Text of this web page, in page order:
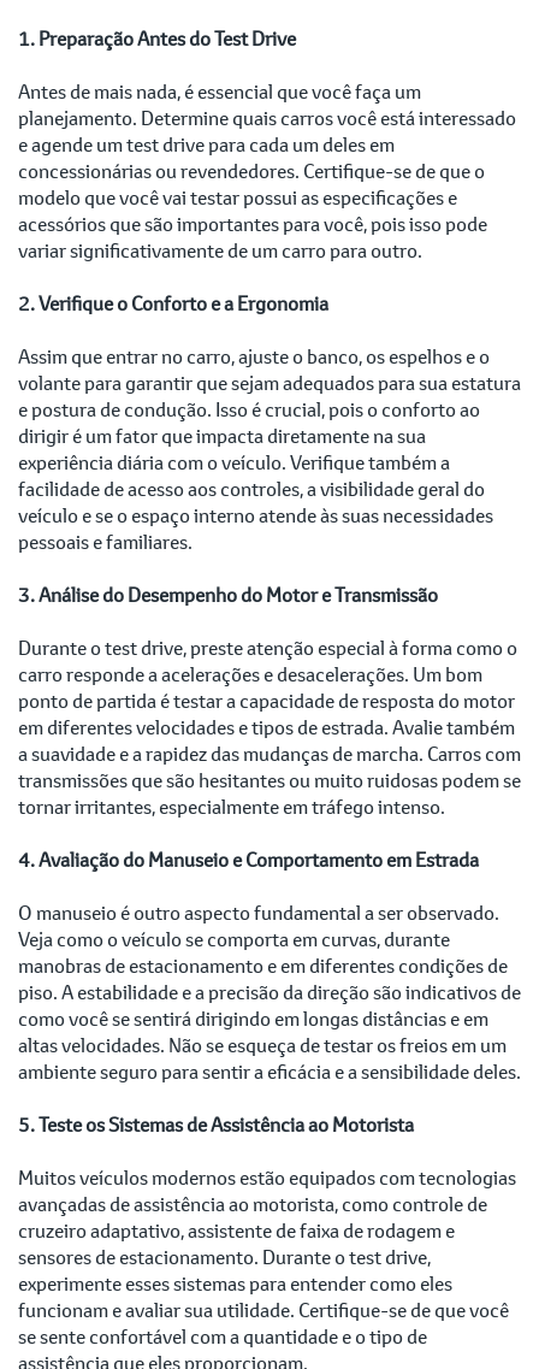
1. Preparação Antes do Test Drive
Antes de mais nada, é essencial que você faça um
planejamento. Determine quais carros você está interessado
e agende um test drive para cada um deles em
concessionárias ou revendedores. Certifique-se de que o
modelo que você vai testar possui as especificações e
acessórios que são importantes para você, pois isso pode
variar significativamente de um carro para outro.
2. Verifique o Conforto e a Ergonomia
Assim que entrar no carro, ajuste o banco, os espelhos e o
volante para garantir que sejam adequados para sua estatura
e postura de condução. Isso é crucial, pois o conforto ao
dirigir é um fator que impacta diretamente na sua
experiência diária com o veículo. Verifique também a
facilidade de acesso aos controles, a visibilidade geral do
veículo e se o espaço interno atende às suas necessidades
pessoais e familiares.
3. Análise do Desempenho do Motor e Transmissão
Durante o test drive, preste atenção especial à forma como o
carro responde a acelerações e desacelerações. Um bom
ponto de partida é testar a capacidade de resposta do motor
em diferentes velocidades e tipos de estrada. Avalie também
a suavidade e a rapidez das mudanças de marcha. Carros com
transmissões que são hesitantes ou muito ruidosas podem se
tornar irritantes, especialmente em tráfego intenso.
4. Avaliação do Manuseio e Comportamento em Estrada
O manuseio é outro aspecto fundamental a ser observado.
Veja como o veículo se comporta em curvas, durante
manobras de estacionamento e em diferentes condições de
piso. A estabilidade e a precisão da direção são indicativos de
como você se sentirá dirigindo em longas distâncias e em
altas velocidades. Não se esqueça de testar os freios em um
ambiente seguro para sentir a eficácia e a sensibilidade deles.
5. Teste os Sistemas de Assistência ao Motorista
Muitos veículos modernos estão equipados com tecnologias
avançadas de assistência ao motorista, como controle de
cruzeiro adaptativo, assistente de faixa de rodagem e
sensores de estacionamento. Durante o test drive,
experimente esses sistemas para entender como eles
funcionam e avaliar sua utilidade. Certifique-se de que você
se sente confortável com a quantidade e o tipo de
assistência que eles proporcionam.